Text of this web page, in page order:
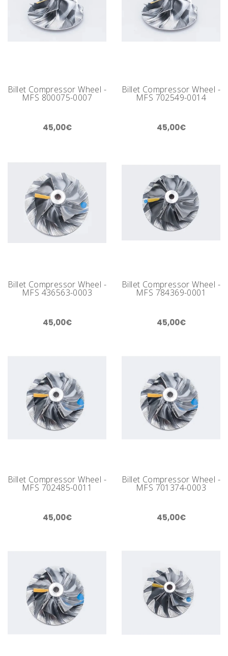
Billet Compressor Wheel -
MFS 800075-0007
45,00€
Billet Compressor Wheel -
MFS 702549-0014
45,00€
Billet Compressor Wheel -
MFS 436563-0003
45,00€
Billet Compressor Wheel -
MFS 784369-0001
45,00€
Billet Compressor Wheel -
MFS 702485-0011
45,00€
Billet Compressor Wheel -
MFS 701374-0003
45,00€